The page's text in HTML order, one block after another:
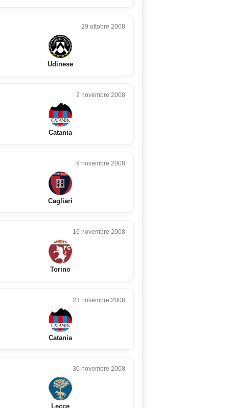
29 ottobre 2008
Udinese
2 novembre 2008
Catania
9 novembre 2008
Cagliari
16 novembre 2008
Torino
23 novembre 2008
Catania
30 novembre 2008
Lecce